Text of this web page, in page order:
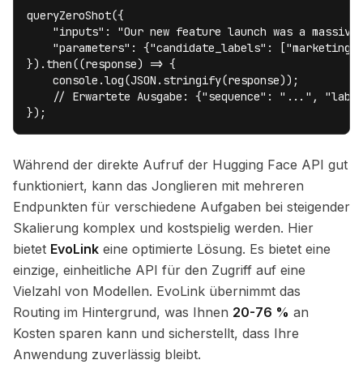
queryZeroShot({
"inputs": "Our new feature launch was a massive
"parameters": {"candidate_labels":
}).then((response) => {
    console.log(JSON.stringify(response));
// Erwartete Ausgabe: {"sequence": "...",
});
Während der direkte Aufruf der Hugging Face API gut
funktioniert, kann das Jonglieren mit mehreren
Endpunkten für verschiedene Aufgaben bei steigender
Skalierung komplex und kostspielig werden. Hier
bietet EvoLink eine optimierte Lösung. Es bietet eine
einzige, einheitliche API für den Zugriff auf eine
Vielzahl von Modellen. EvoLink übernimmt das
Routing im Hintergrund, was Ihnen 20-76 % an
Kosten sparen kann und sicherstellt, dass Ihre
Anwendung zuverlässig bleibt.